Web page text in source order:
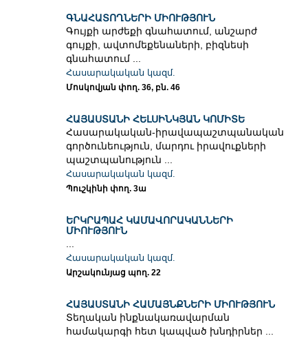
ԳՆԱՀԱՏՈՂՆԵՐԻ ՄԻՈՒԹՅՈՒՆ
Գույքի արժեքի գնահատում, անշարժ
գույքի, ավտոմեքենաների, բիզնեսի
գնահատում ...
Հասարակական կազմ.
Մոսկովյան փող. 36, բն. 46
ՀԱՅԱՍՏԱՆԻ ՀԵԼՍԻՆԿՅԱՆ ԿՈՄԻՏԵ
Հասարակական-իրավապաշտպանական
գործունեություն, մարդու իրավուքների
պաշտպանություն ...
Հասարակական կազմ.
Պուշկինի փող. 3ա
ԵՐԿՐԱՊԱՀ ԿԱՄԱՎՈՐԱԿԱՆՆԵՐԻ
ՄԻՈՒԹՅՈՒՆ
Հասարակական կազմ.
Արշակունյաց պող. 22
ՀԱՅԱՍՏԱՆԻ ՀԱՄԱՅՆՔՆԵՐԻ ՄԻՈՒԹՅՈՒՆ
Տեղական ինքնակառավարման
համակարգի հետ կապված խնդիրներ ...